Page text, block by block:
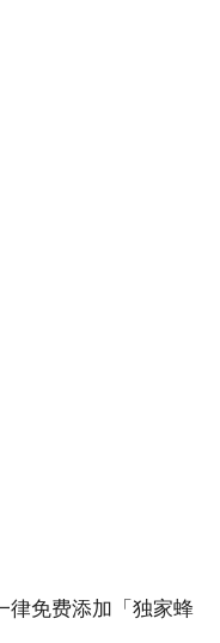
律免费添加「独家蜂